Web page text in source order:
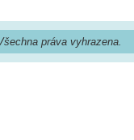
práva vyhrazena.